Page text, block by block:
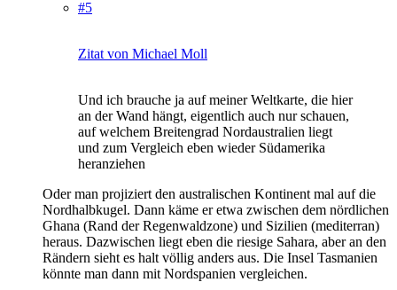
#5
Zitat von Michael Moll
Und ich brauche ja auf meiner Weltkarte, die hier
an der Wand hängt, eigentlich auch nur schauen,
auf welchem Breitengrad Nordaustralien liegt
und zum Vergleich eben wieder Südamerika
heranziehen
Oder man projiziert den australischen Kontinent mal auf die
Nordhalbkugel. Dann käme er etwa zwischen dem nördlichen
Ghana (Rand der Regenwaldzone) und Sizilien (mediterran)
heraus. Dazwischen liegt eben die riesige Sahara, aber an den
Rändern sieht es halt völlig anders aus. Die Insel Tasmanien
könnte man dann mit Nordspanien vergleichen.